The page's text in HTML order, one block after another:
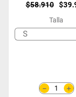
$58.910 $39.
Talla
S
＋
－